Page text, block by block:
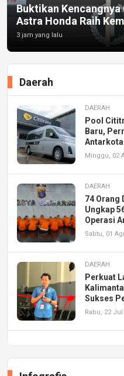
Buktikan Kencangnya
Astra Honda Raih
3 jam yang lalu
Daerah
DAERAH
Pool
Baru,
Antarkota
Minggu, 02
DAERAH
74 Orang
Ungkap
Operasi
Sabtu, 01
DAERAH
Perkuat
Sukses
Rabu, 22 Jul